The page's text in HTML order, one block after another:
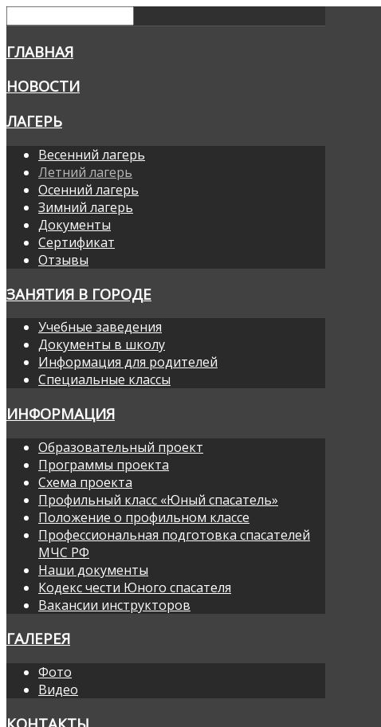
ГЛАВНАЯ
НОВОСТИ
ЛАГЕРЬ
Весенний лагерь
Летний лагерь
Осенний лагерь
Зимний лагерь
Документы
Сертификат
Отзывы
ЗАНЯТИЯ В ГОРОДЕ
Учебные заведения
Документы в школу
Информация для родителей
Специальные классы
ИНФОРМАЦИЯ
Образовательный проект
Программы проекта
Схема проекта
Профильный класс «Юный спасатель»
Положение о профильном классе
Профессиональная подготовка спасателей
МЧС РФ
Наши документы
Кодекс чести Юного спасателя
Вакансии инструкторов
ГАЛЕРЕЯ
Фото
Видео